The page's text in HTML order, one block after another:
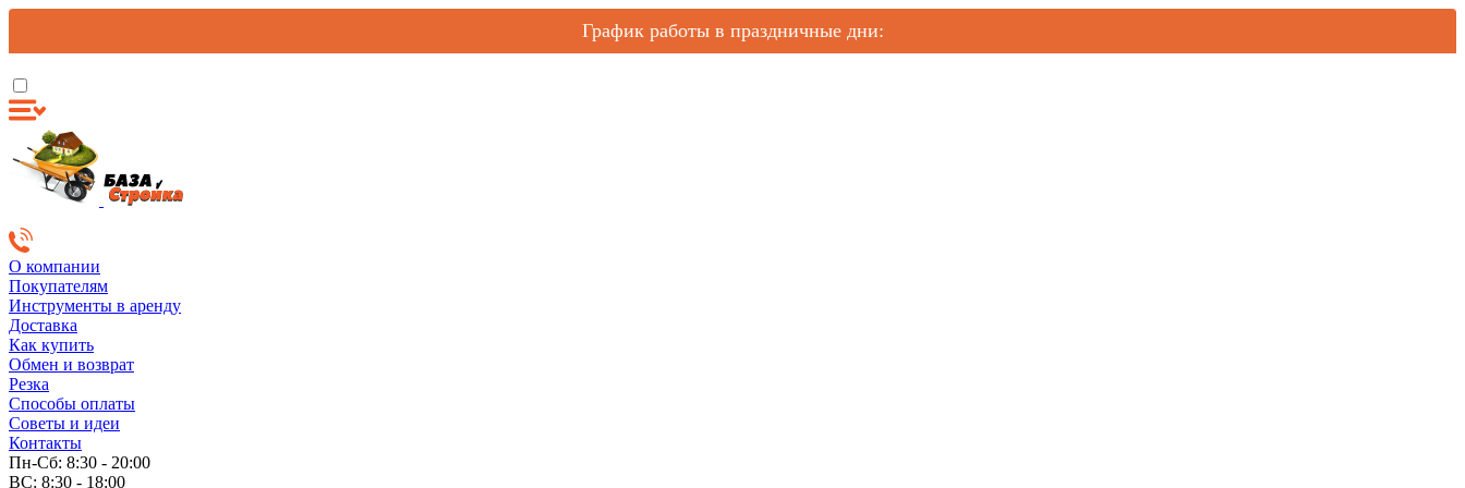
График работы в праздничные дни:
О компании
Покупателям
Инструменты в аренду
Доставка
Как купить
Обмен и возврат
Резка
Способы оплаты
Советы и идеи
Контакты
Пн-Сб: 8:30 - 20:00
ВС: 8:30 - 18:00